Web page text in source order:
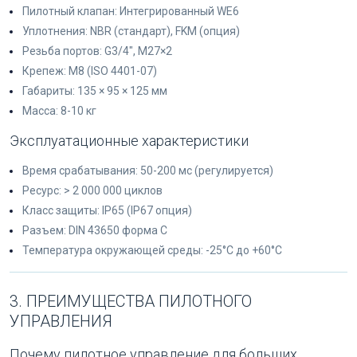
Пилотный клапан: Интегрированный WE6
Уплотнения: NBR (стандарт), FKM (опция)
Резьба портов: G3/4", M27×2
Крепеж: M8 (ISO 4401-07)
Габариты: 135 × 95 × 125 мм
Масса: 8-10 кг
Эксплуатационные характеристики
Время срабатывания: 50-200 мс (регулируется)
Ресурс: > 2 000 000 циклов
Класс защиты: IP65 (IP67 опция)
Разъем: DIN 43650 форма C
Температура окружающей среды: -25°C до +60°C
3. ПРЕИМУЩЕСТВА ПИЛОТНОГО
УПРАВЛЕНИЯ